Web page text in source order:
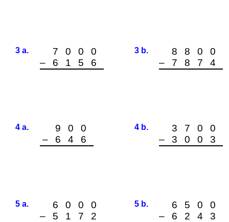
3 a.
7000
–6156
3 b.
8800
–7874
4 a.
900
–646
4 b.
3700
–3003
5 a.
6000
–5172
5 b.
6500
–6243